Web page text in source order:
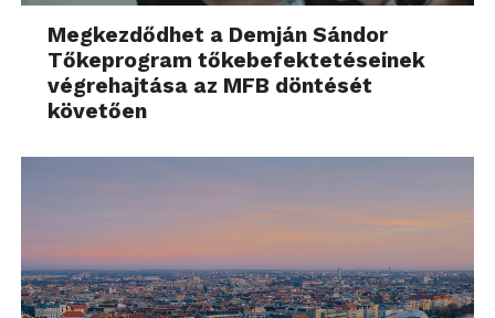
Megkezdődhet a Demján Sándor
Tőkeprogram tőkebefektetéseinek
végrehajtása az MFB döntését
követően